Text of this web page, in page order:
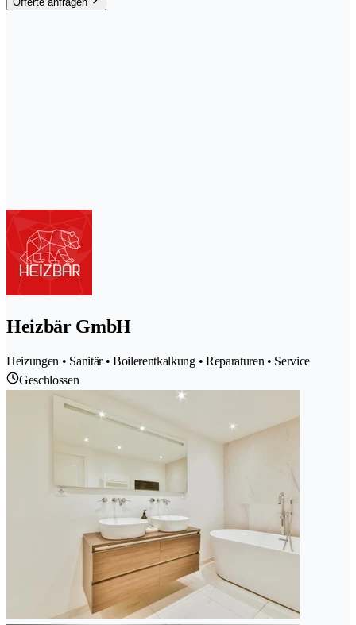
Heizbär GmbH
Heizungen • Sanitär • Boilerentkalkung • Reparaturen • Service
Geschlossen